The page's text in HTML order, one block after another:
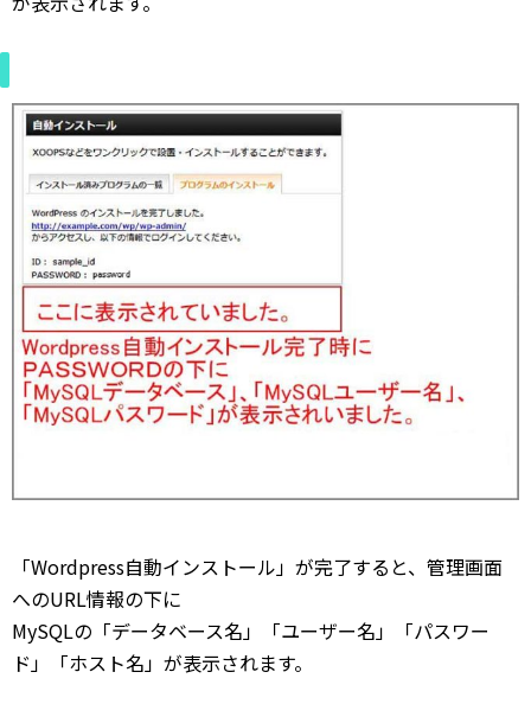
「Wordpress自動インストール」が完了すると、管理画面
へのURL情報の下に
MySQLの「データベース名」「ユーザー名」「パスワー
ド」「ホスト名」が表示されます。